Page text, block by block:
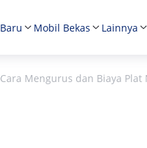
Mobil Bekas Lainnya
Cara Mengurus dan Biaya Plat